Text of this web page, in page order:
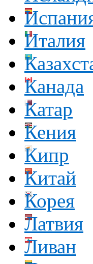
Италия
Канада
Катар
Кения
Кипр
Китай
Корея
Латвия
Ливан